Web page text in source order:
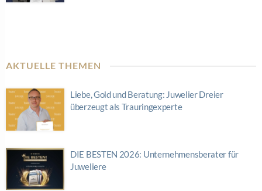
AKTUELLE THEMEN
Liebe, Gold und Beratung: Juwelier Dreier
überzeugt als Trauringexperte
DIE BESTEN 2026: Unternehmensberater für
Juweliere